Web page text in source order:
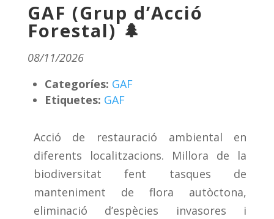
GAF (Grup d’Acció
Forestal) 🌲
08/11/2026
Categoríes: GAF
Etiquetes: GAF
Acció de restauració ambiental en
diferents localitzacions. Millora de la
biodiversitat fent tasques de
manteniment de flora autòctona,
eliminació d’espècies invasores i